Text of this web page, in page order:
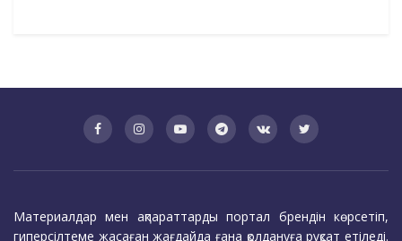
Материалдар мен ақпараттарды портал брендін көрсетіп,
гиперсілтеме жасаған жағдайда ғана қолдануға рұқсат етіледі.